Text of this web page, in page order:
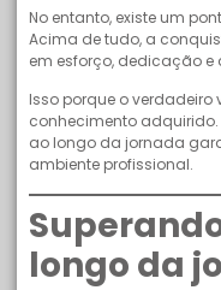
No entanto, existe um
Acima de tudo, a
em esforço, dedicação e
Isso porque o
conhecimento
ao longo da jornada
ambiente profissional.
longo da